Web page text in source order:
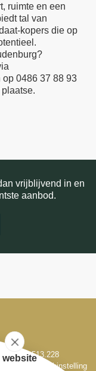
ruimte en een
tal van
kopers die op
op 0486 37 88 93
vrijblijvend in en
aanbod.
BIV 513.228
bij de bankinstelling
website